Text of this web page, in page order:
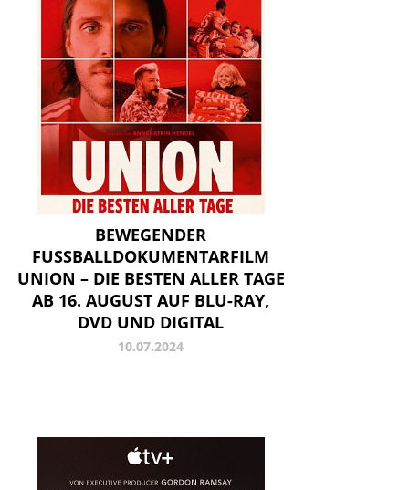
BEWEGENDER
FUSSBALLDOKUMENTARFILM U
NION – DIE BESTEN ALLER TAGE A
B 16. AUGUST AUF BLU-RAY, D
VD UND DIGITAL
10.07.2024